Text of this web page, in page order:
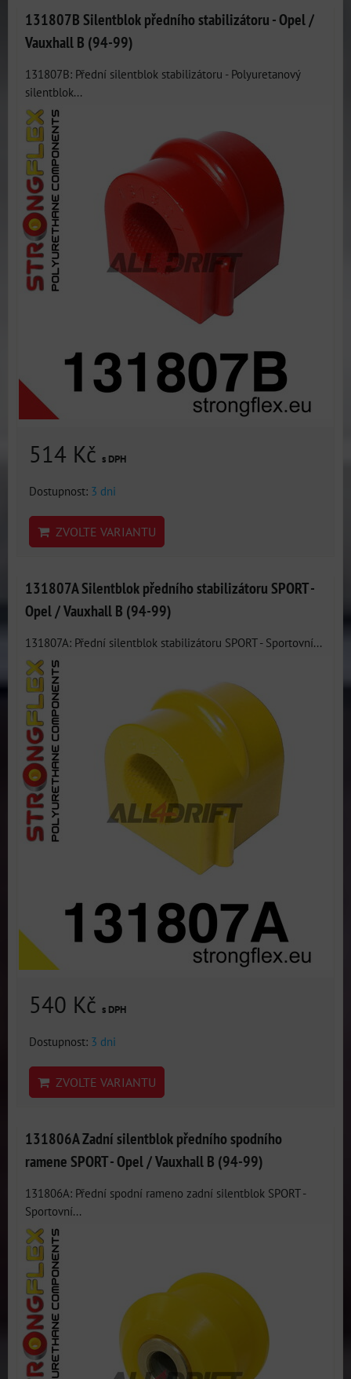
131807B Silentblok předního stabilizátoru - Opel /
Vauxhall B (94-99)
131807B: Přední silentblok stabilizátoru - Polyuretanový
silentblok...
514 Kč s DPH
Dostupnost: 3 dni
ZVOLTE VARIANTU
131807A Silentblok předního stabilizátoru SPORT -
Opel / Vauxhall B (94-99)
131807A: Přední silentblok stabilizátoru SPORT - Sportovní...
540 Kč s DPH
Dostupnost: 3 dni
ZVOLTE VARIANTU
131806A Zadní silentblok předního spodního
ramene SPORT - Opel / Vauxhall B (94-99)
131806A: Přední spodní rameno zadní silentblok SPORT -
Sportovní...